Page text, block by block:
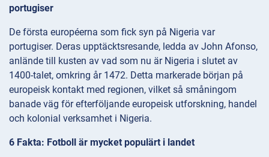
portugiser
De första européerna som fick syn på Nigeria var
portugiser. Deras upptäcktsresande, ledda av John Afonso,
anlände till kusten av vad som nu är Nigeria i slutet av
1400-talet, omkring år 1472. Detta markerade början på
europeisk kontakt med regionen, vilket så småningom
banade väg för efterföljande europeisk utforskning, handel
och kolonial verksamhet i Nigeria.
6 Fakta: Fotboll är mycket populärt i landet